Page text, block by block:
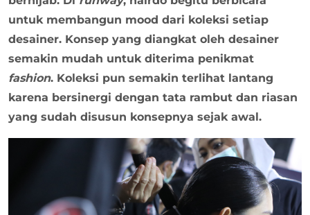
untuk membangun mood dari koleksi setiap
desainer. Konsep yang diangkat oleh desainer
semakin mudah untuk diterima penikmat
fashion. Koleksi pun semakin terlihat lantang
karena bersinergi dengan tata rambut dan riasan
yang sudah disusun konsepnya sejak awal.